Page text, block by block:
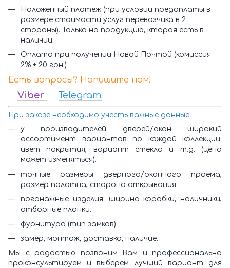
Наложенный платеж (при условии предоплаты в
размере стоимости услуг перевозчика в 2
стороны). Только на продукцию, кторая есть в
наличии.
Оплата при получении Новой Почтой (комиссия
2% + 20 грн.)
Есть вопросы? Напишите нам!
Viber Telegram
При заказе необходимо учесть важные данные:
у производителей дверей/окон широкий
ассортимент вариантов по каждой коллекции:
цвет покрытия, вариант стекла и т.д. (цена
может изменяться).
точные размеры дверного/оконного проема,
размер полотна, сторона открывания
погонажные изделия: ширина коробки, наличники,
отборные планки.
фурнитура (тип замков)
замер, монтаж, доставка, наличие.
Мы с радостью позвоним Вам и профессионально
проконсультируем и выберем лучший вариант для